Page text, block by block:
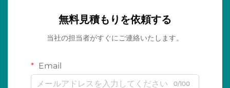
無料見積もりを依頼する
当社の担当者がすぐにご連絡いたします。
Email
0/100